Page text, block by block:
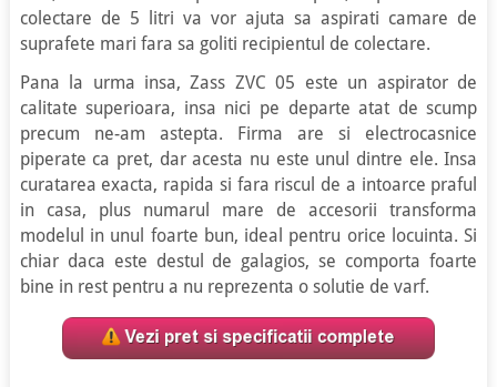
colectare de 5 litri va vor ajuta sa aspirati camare de
suprafete mari fara sa goliti recipientul de colectare.
Pana la urma insa, Zass ZVC 05 este un aspirator de
calitate superioara, insa nici pe departe atat de scump
precum ne-am astepta. Firma are si electrocasnice
piperate ca pret, dar acesta nu este unul dintre ele. Insa
curatarea exacta, rapida si fara riscul de a intoarce praful
in casa, plus numarul mare de accesorii transforma
modelul in unul foarte bun, ideal pentru orice locuinta. Si
chiar daca este destul de galagios, se comporta foarte
bine in rest pentru a nu reprezenta o solutie de varf.